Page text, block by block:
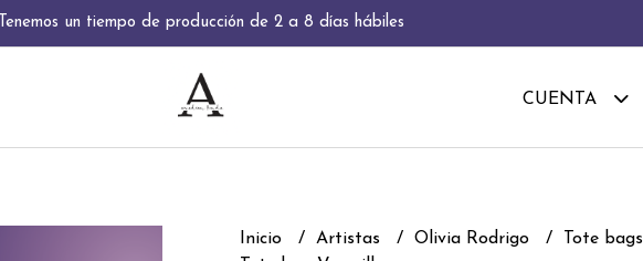
Tenemos un tiempo de producción de 2 a 8 días hábiles
CUENTA
Inicio Artistas Olivia Rodrigo
Tote bags